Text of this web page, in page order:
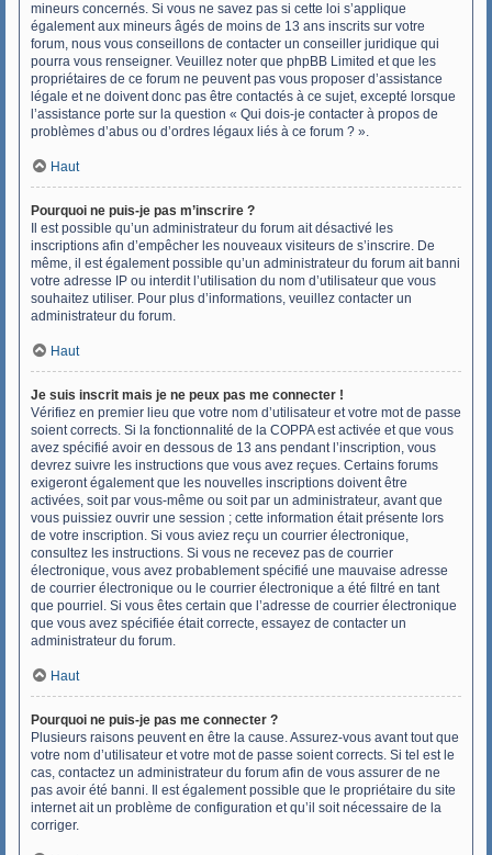
mineurs concernés. Si vous ne savez pas si cette loi s’applique
également aux mineurs âgés de moins de 13 ans inscrits sur votre
forum, nous vous conseillons de contacter un conseiller juridique qui
pourra vous renseigner. Veuillez noter que phpBB Limited et que les
propriétaires de ce forum ne peuvent pas vous proposer d’assistance
légale et ne doivent donc pas être contactés à ce sujet, excepté lorsque
l’assistance porte sur la question « Qui dois-je contacter à propos de
problèmes d’abus ou d’ordres légaux liés à ce forum ? ».
Haut
Pourquoi ne puis-je pas m’inscrire ?
Il est possible qu’un administrateur du forum ait désactivé les
inscriptions afin d’empêcher les nouveaux visiteurs de s’inscrire. De
même, il est également possible qu’un administrateur du forum ait banni
votre adresse IP ou interdit l’utilisation du nom d’utilisateur que vous
souhaitez utiliser. Pour plus d’informations, veuillez contacter un
administrateur du forum.
Haut
Je suis inscrit mais je ne peux pas me connecter !
Vérifiez en premier lieu que votre nom d’utilisateur et votre mot de passe
soient corrects. Si la fonctionnalité de la COPPA est activée et que vous
avez spécifié avoir en dessous de 13 ans pendant l’inscription, vous
devrez suivre les instructions que vous avez reçues. Certains forums
exigeront également que les nouvelles inscriptions doivent être
activées, soit par vous-même ou soit par un administrateur, avant que
vous puissiez ouvrir une session ; cette information était présente lors
de votre inscription. Si vous aviez reçu un courrier électronique,
consultez les instructions. Si vous ne recevez pas de courrier
électronique, vous avez probablement spécifié une mauvaise adresse
de courrier électronique ou le courrier électronique a été filtré en tant
que pourriel. Si vous êtes certain que l’adresse de courrier électronique
que vous avez spécifiée était correcte, essayez de contacter un
administrateur du forum.
Haut
Pourquoi ne puis-je pas me connecter ?
Plusieurs raisons peuvent en être la cause. Assurez-vous avant tout que
votre nom d’utilisateur et votre mot de passe soient corrects. Si tel est le
cas, contactez un administrateur du forum afin de vous assurer de ne
pas avoir été banni. Il est également possible que le propriétaire du site
internet ait un problème de configuration et qu’il soit nécessaire de la
corriger.